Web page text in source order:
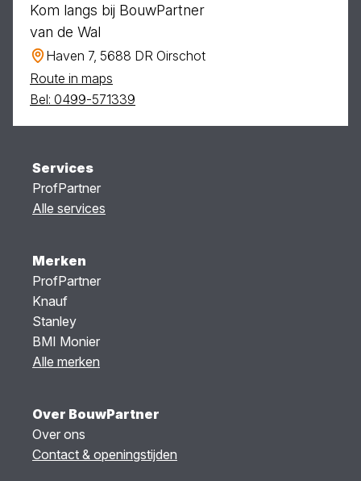
Kom langs bij BouwPartner
van de Wal
Haven 7, 5688 DR Oirschot
Route in maps
Bel: 0499-571339
Services
ProfPartner
Alle services
Merken
ProfPartner
Knauf
Stanley
BMI Monier
Alle merken
Over BouwPartner
Over ons
Contact & openingstijden